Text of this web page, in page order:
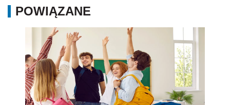
POWIĄZANE